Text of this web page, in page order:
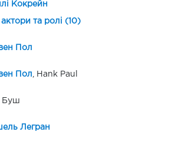
Кокрейн
актори та ролі (10)
Пол
Пол , Hank Paul
Буш
Легран